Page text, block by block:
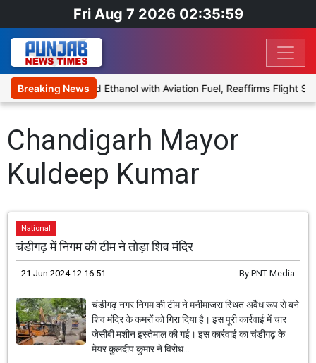
Fri Aug 7 2026 02:35:59
Breaking News
Proposal to Blend Ethanol with Aviation Fuel, Reaffirms Flight
Chandigarh Mayor
Kuldeep Kumar
National
चंडीगढ़ में निगम की टीम ने तोड़ा शिव मंदिर
21 Jun 2024 12:16:51 By PNT Media
चंडीगढ़ नगर निगम की टीम ने मनीमाजरा स्थित अवैध रूप से बने
शिव मंदिर के कमरों को गिरा दिया है। इस पूरी कार्रवाई में चार
जेसीबी मशीन इस्तेमाल की गई। इस कार्रवाई का चंडीगढ़ के
मेयर कुलदीप कुमार ने विरोध...